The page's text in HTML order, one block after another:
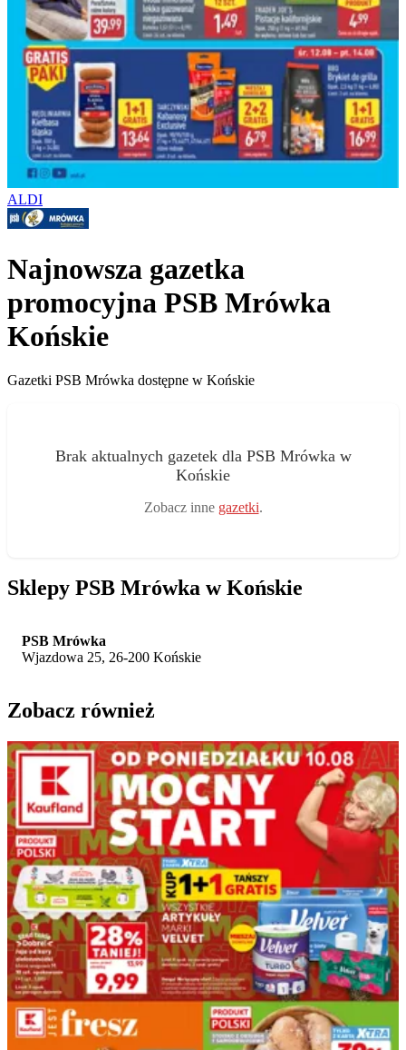
ALDI
Najnowsza gazetka
promocyjna PSB Mrówka
Końskie
Gazetki PSB Mrówka dostępne w Końskie
Brak aktualnych gazetek dla PSB Mrówka w
Końskie
Zobacz inne gazetki.
Sklepy PSB Mrówka w Końskie
PSB Mrówka
Wjazdowa 25, 26-200 Końskie
Zobacz również